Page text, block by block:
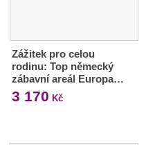
Zážitek pro celou
rodinu: Top německý
zábavní areál Europa…
3 170 Kč